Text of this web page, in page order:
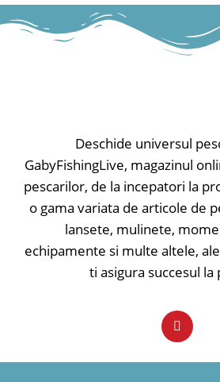
Deschide universul
GabyFishingLive, magazinul
pescarilor, de la incepatori la
o gama variata de articole de
lansete, mulinete,
echipamente si multe altele,
ti asigura succesul la